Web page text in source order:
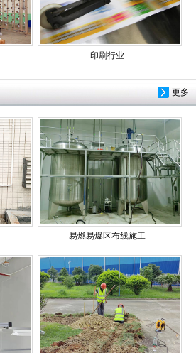
印刷行业
更多
易燃易爆区布线施工